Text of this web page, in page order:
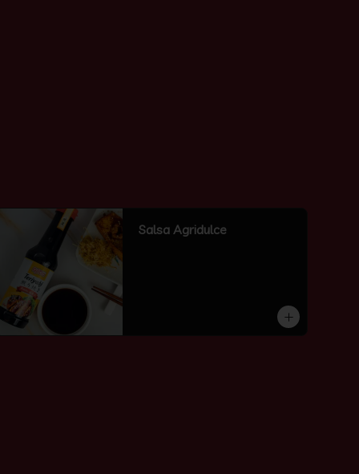
Salsa Agridulce